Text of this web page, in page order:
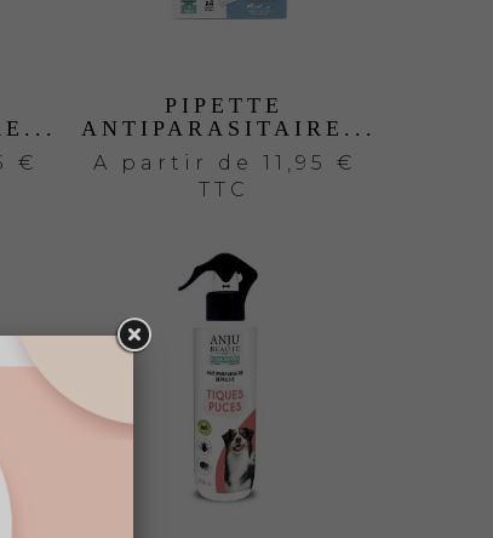
€
PIPETTE
ANTIPARASITAIRE...
A partir de 11,95 €
TTC